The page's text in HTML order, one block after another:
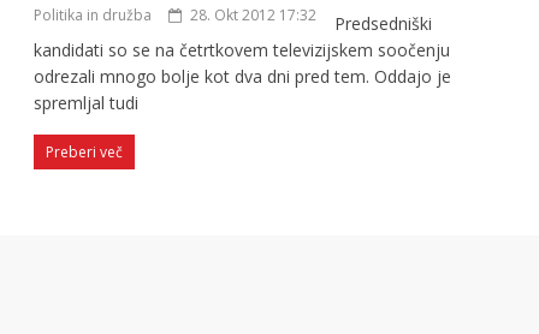
Politika in družba 28. Okt 2012 17:32
Predsedniški
kandidati so se na četrtkovem televizijskem soočenju
odrezali mnogo bolje kot dva dni pred tem. Oddajo je
spremljal tudi
Preberi več